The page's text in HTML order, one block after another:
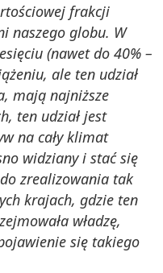
frakcji
naszego globu. W
(nawet do 40% –
ale ten udział
mają najniższe
ten udział jest
na cały klimat
widziany i stać się
zrealizowania tak
krajach, gdzie ten
władzę,
się takiego